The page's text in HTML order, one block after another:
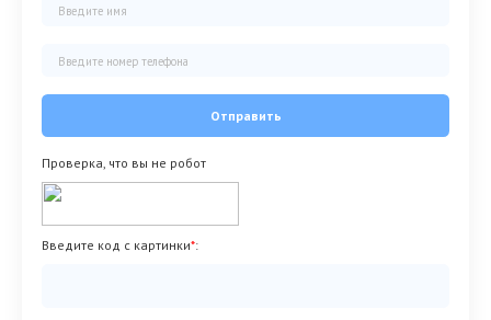
Отправить
Проверка, что вы не робот
Введите код с картинки*: